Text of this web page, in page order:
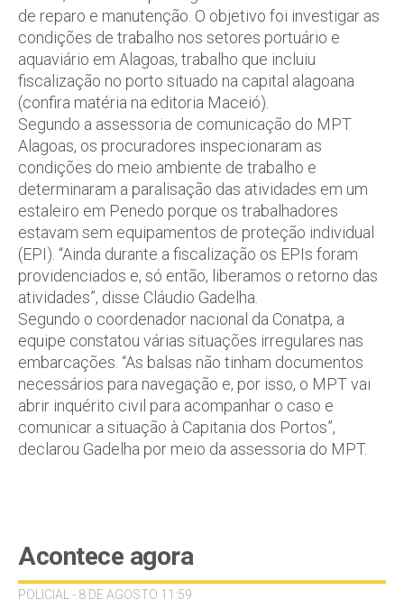
de reparo e manutenção. O objetivo foi investigar as
condições de trabalho nos setores portuário e
aquaviário em Alagoas, trabalho que incluiu
fiscalização no porto situado na capital alagoana
(confira matéria na editoria Maceió).
Segundo a assessoria de comunicação do MPT
Alagoas, os procuradores inspecionaram as
condições do meio ambiente de trabalho e
determinaram a paralisação das atividades em um
estaleiro em Penedo porque os trabalhadores
estavam sem equipamentos de proteção individual
(EPI). “Ainda durante a fiscalização os EPIs foram
providenciados e, só então, liberamos o retorno das
atividades”, disse Cláudio Gadelha.
Segundo o coordenador nacional da Conatpa, a
equipe constatou várias situações irregulares nas
embarcações. “As balsas não tinham documentos
necessários para navegação e, por isso, o MPT vai
abrir inquérito civil para acompanhar o caso e
comunicar a situação à Capitania dos Portos”,
declarou Gadelha por meio da assessoria do MPT.
Acontece agora
POLICIAL - 8 DE AGOSTO 11:59